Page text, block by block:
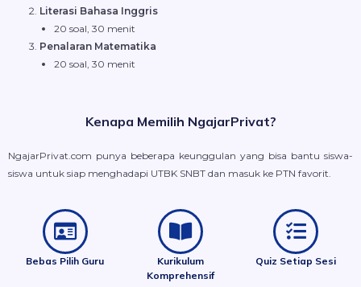
Literasi Bahasa Inggris
20 soal, 30 menit
Penalaran Matematika
20 soal, 30 menit
Kenapa Memilih NgajarPrivat?
NgajarPrivat.com punya beberapa keunggulan yang bisa bantu siswa-
siswa untuk siap menghadapi UTBK SNBT dan masuk ke PTN favorit.
Bebas Pilih Guru
Kurikulum
Komprehensif
Quiz Setiap Sesi